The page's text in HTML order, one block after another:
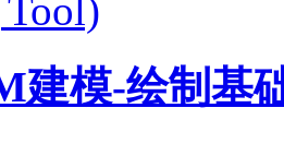
建模-绘制基